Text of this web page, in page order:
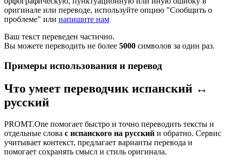
оригинале или переводе, используйте опцию "Сообщить о
проблеме" или напишите нам
Ваш текст переведен частично.
Вы можете переводить не более 5000 символов за один раз.
Примеры использования и перевод
Что умеет переводчик испанский ↔
русский
PROMT.One помогает быстро и точно переводить тексты и
отдельные слова с испанского на русский и обратно. Сервис
учитывает контекст, предлагает варианты перевода и
помогает сохранять смысл и стиль оригинала.